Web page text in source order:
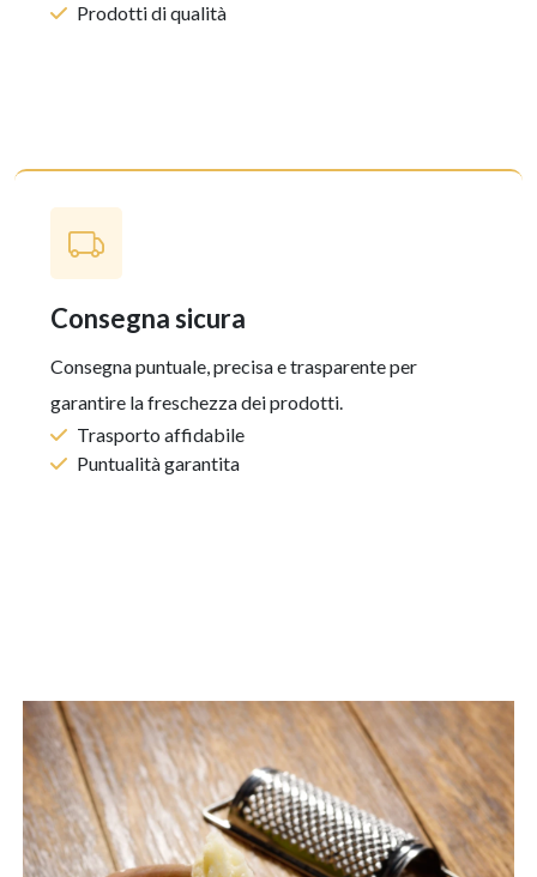
Prodotti di qualità
consegna sicura
Consegna puntuale, precisa e trasparente per
garantire la freschezza dei prodotti.
Trasporto affidabile
Puntualità garantita